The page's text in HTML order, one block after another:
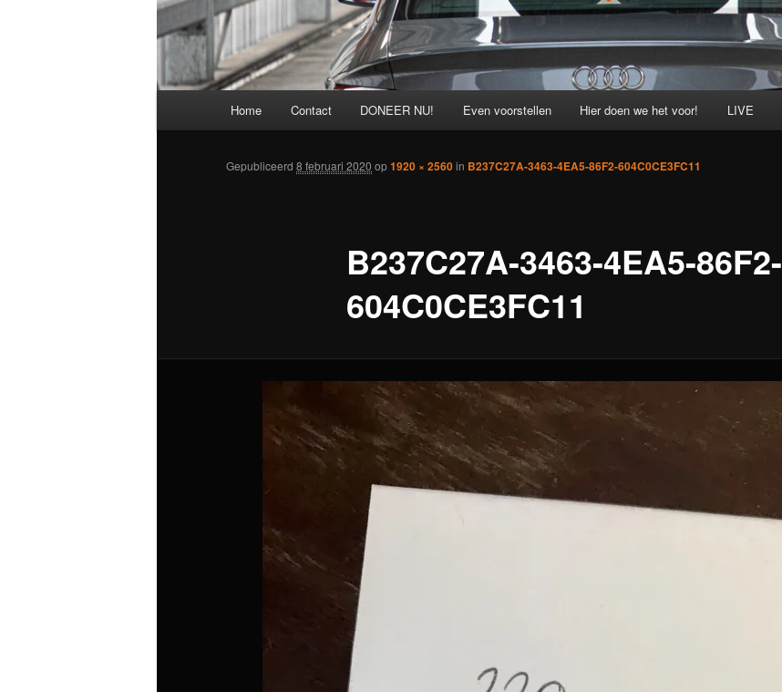
Home Contact DONEER NU! Even voorstellen Hier doen we het voor! LIVE
B237C27A-3463-4EA5-86F2-
604C0CE3FC11
Gepubliceerd 8 februari 2020 op1920 × 2560in B237C27A-3463-4EA5-86F2-604C0CE3FC11